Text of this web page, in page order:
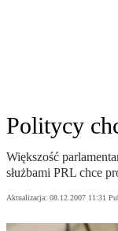
Politycy
Większość
służbami PRL chce
Aktualizacja: 08.12.2007 11:31